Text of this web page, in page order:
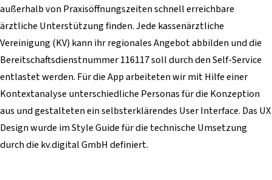
außerhalb von Praxisöffnungszeiten schnell erreichbare
ärztliche Unterstützung finden. Jede kassenärztliche
Vereinigung (KV) kann ihr regionales Angebot abbilden und die
Bereitschaftsdienstnummer 116117 soll durch den Self-Service
entlastet werden. Für die App arbeiteten wir mit Hilfe einer
Kontextanalyse unterschiedliche Personas für die Konzeption
aus und gestalteten ein selbsterklärendes User Interface. Das UX
Design wurde im Style Guide für die technische Umsetzung
durch die kv.digital GmbH definiert.